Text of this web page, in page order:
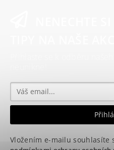
Vložením e-mailu souhlasíte